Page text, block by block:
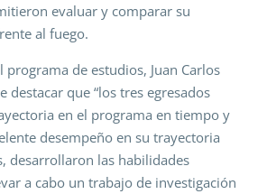
evaluar y comparar su
al fuego.
programa de estudios, Juan Carlos
destacar que “los tres egresados
en el programa en tiempo y
desempeño en su trayectoria
desarrollaron las habilidades
a cabo un trabajo de investigación